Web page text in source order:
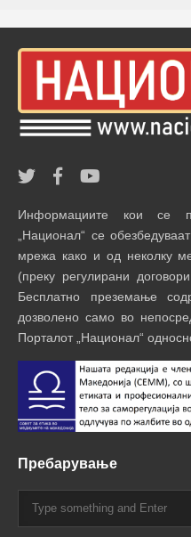
Информациите кои се
„Национал“ се
мрежа како и од неколку
(преку регулирани
Бесплатно преземање
дозволено само во
Порталот „Национал“
Пребарување